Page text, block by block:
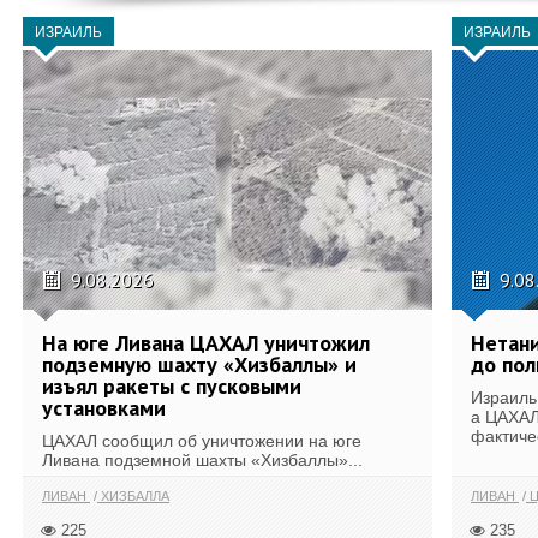
ИЗРАИЛЬ
9.08.2026
На юге Ливана ЦАХАЛ уничтожил
подземную шахту «Хизбаллы» и
изъял ракеты с пусковыми
установками
ЦАХАЛ сообщил об уничтожении на юге
Ливана подземной шахты «Хизбаллы»...
ЛИВАН ХИЗБАЛЛА
225
ИЗРАИЛЬ
до
а ЦАХАЛ
ЛИВАН
235